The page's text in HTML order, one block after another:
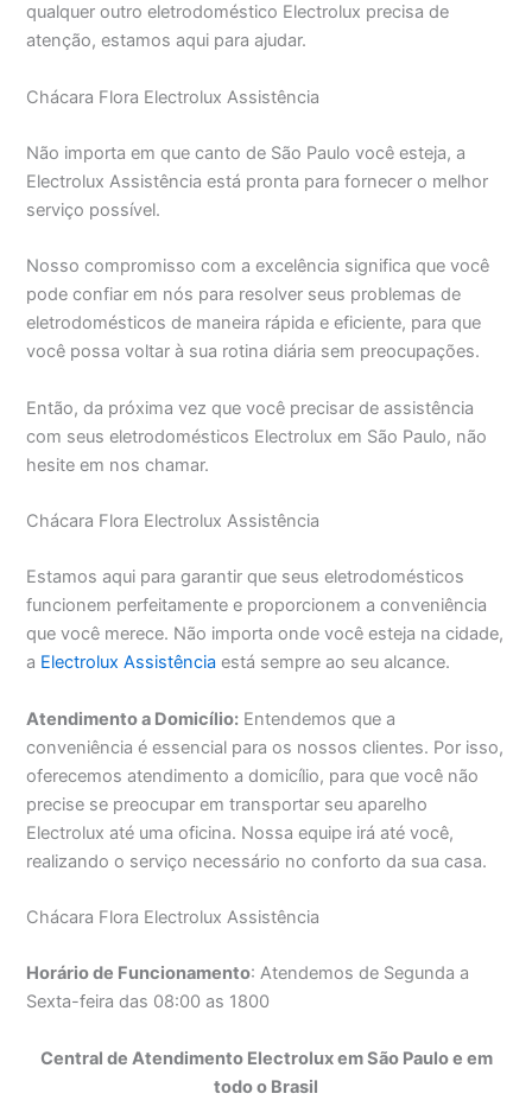
qualquer outro eletrodoméstico Electrolux precisa de
atenção, estamos aqui para ajudar.
Chácara Flora Electrolux Assistência
Não importa em que canto de São Paulo você esteja, a
Electrolux Assistência está pronta para fornecer o melhor
serviço possível.
Nosso compromisso com a excelência significa que você
pode confiar em nós para resolver seus problemas de
eletrodomésticos de maneira rápida e eficiente, para que
você possa voltar à sua rotina diária sem preocupações.
Então, da próxima vez que você precisar de assistência
com seus eletrodomésticos Electrolux em São Paulo, não
hesite em nos chamar.
Chácara Flora Electrolux Assistência
Estamos aqui para garantir que seus eletrodomésticos
funcionem perfeitamente e proporcionem a conveniência
que você merece. Não importa onde você esteja na cidade,
a Electrolux Assistência está sempre ao seu alcance.
Atendimento a Domicílio: Entendemos que a
conveniência é essencial para os nossos clientes. Por isso,
oferecemos atendimento a domicílio, para que você não
precise se preocupar em transportar seu aparelho
Electrolux até uma oficina. Nossa equipe irá até você,
realizando o serviço necessário no conforto da sua casa.
Chácara Flora Electrolux Assistência
Horário de Funcionamento: Atendemos de Segunda a
Sexta-feira das 08:00 as 1800
Central de Atendimento Electrolux em São Paulo e em
todo o Brasil